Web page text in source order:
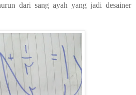
dari sang ayah yang jadi desainer